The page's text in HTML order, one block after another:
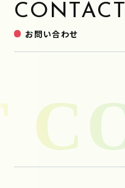
CONTACT
お問い合わせ